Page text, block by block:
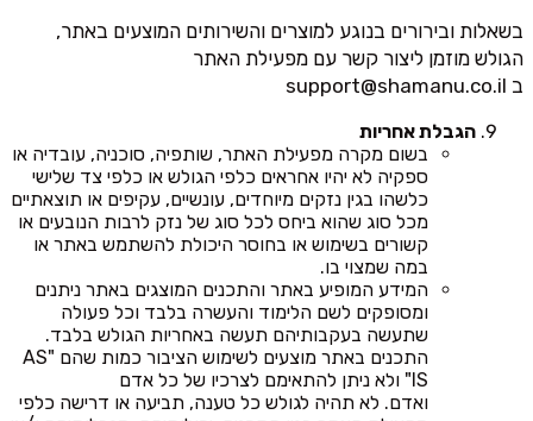
בשאלות ובירורים בנוגע למוצרים והשירותים המוצעים באתר,
הגולש מוזמן ליצור קשר עם מפעילת האתר
ב support@shamanu.co.il
הגבלת אחריות
בשום מקרה מפעילת האתר, שותפיה, סוכניה, עובדיה או
ספקיה לא יהיו אחראים כלפי הגולש או כלפי צד שלישי
כלשהו בגין נזקים מיוחדים, עונשיים, עקיפים או תוצאתיים
מכל סוג שהוא ביחס לכל סוג של נזק לרבות הנובעים או
קשורים בשימוש או בחוסר היכולת להשתמש באתר או
במה שמצוי בו.
המידע המופיע באתר והתכנים המוצגים באתר ניתנים
ומסופקים לשם הלימוד והעשרה בלבד וכל פעולה
שתעשה בעקבותיהם תעשה באחריות הגולש בלבד.
התכנים באתר מוצעים לשימוש הציבור כמות שהם "AS
IS" ולא ניתן להתאימם לצרכיו של כל אדם
ואדם. לא תהיה לגולש כל טענה, תביעה או דרישה כלפי